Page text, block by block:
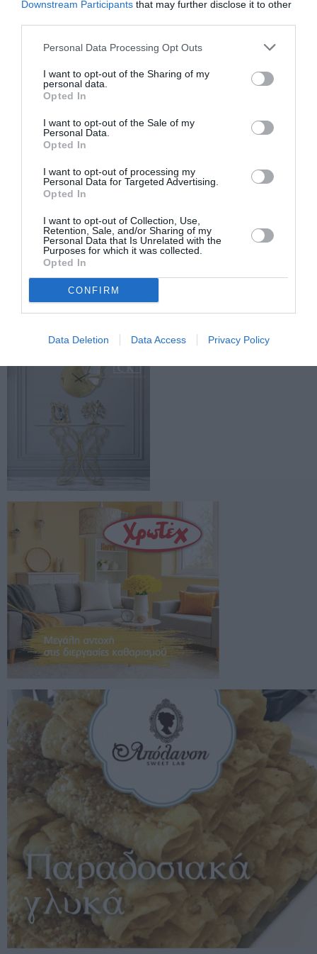
Downstream Participants that may further disclose it to other
Personal Data Processing Opt Outs
I want to opt-out of the Sharing of my
personal data.
Opted In
I want to opt-out of the Sale of my
Personal Data.
Opted In
I want to opt-out of processing my
Personal Data for Targeted Advertising.
Opted In
I want to opt-out of Collection, Use,
Retention, Sale, and/or Sharing of my
Personal Data that Is Unrelated with the
Purposes for which it was collected.
Opted In
CONFIRM
Data Deletion Data Access Privacy Policy
υπουργού Παιδείας κας Ζαχαράκη, του περιφερειακού
διευθυντή Εκπαίδευσης, κ. Οικονομόπουλου και κάθε
Το «Βαγόνι του ΣΕΜ» δεν είναι απλώς ένας χώρος
Είναι η απόδειξη ότι η εστίαση, η εκπαίδευση και ο
πολιτισμός μπορούν να συνυπάρξουν, δημιουργώντας
μια κοινωνία ίσων ευκαιριών.
ΣΥΛΛΟΓΟΣ ΕΣΤΙΑΣΗΣ ΜΕΣΣΗΝΙΑΣ
ΒΑΓΟΝΙ ΤΟΥ ΣΕΜ
Facebook